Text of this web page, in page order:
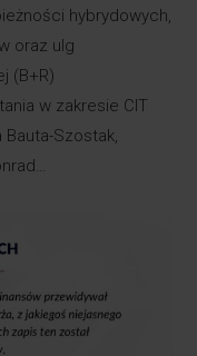
hybrydowych,
oraz ulg
(B+R)
w zakresie CIT
Szostak,